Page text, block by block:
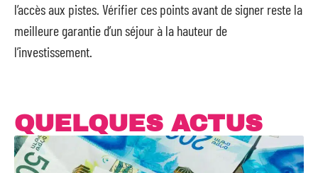
l’accès aux pistes. Vérifier ces points avant de signer reste la
meilleure garantie d’un séjour à la hauteur de
l’investissement.
QUELQUES ACTUS